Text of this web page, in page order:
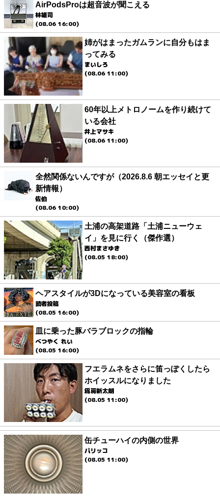
AirPodsProは超音波が聞こえる
林雄司
(08.06 16:00)
姉がはまったガムランに自分もはま
ってみる
まいしろ
(08.06 11:00)
60年以上メトロノームを作り続けて
いる会社
井上マサキ
(08.06 11:00)
全然関係ないんですが（2026.8.6 朝エッセイと更
新情報）
佐伯
(08.06 10:00)
土浦の高架道路「土浦ニューウェ
イ」を見に行く（傑作選）
西村まさゆき
(08.05 18:00)
ヘアスタイルが3Dになっている美容室の看板
読者投稿
(08.05 16:00)
皿に乗った豚バラブロックの指輪
べつやく れい
(08.05 16:00)
フエラムネをさらに笛っぽくしたら
ホイッスルになりました
爲房新太朗
(08.05 11:00)
缶チューハイの内側の世界
パリッコ
(08.05 11:00)